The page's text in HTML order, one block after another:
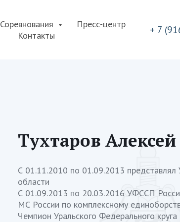
Соревнования
Пресс-центр
Контакты
+ 7
С 01.11.2010 по 01.09.2013
области
С 01.09.2013 по 20.03.2016 УФССП
МС России по комплексному
Чемпион Уральского Федерального
Тухтаров